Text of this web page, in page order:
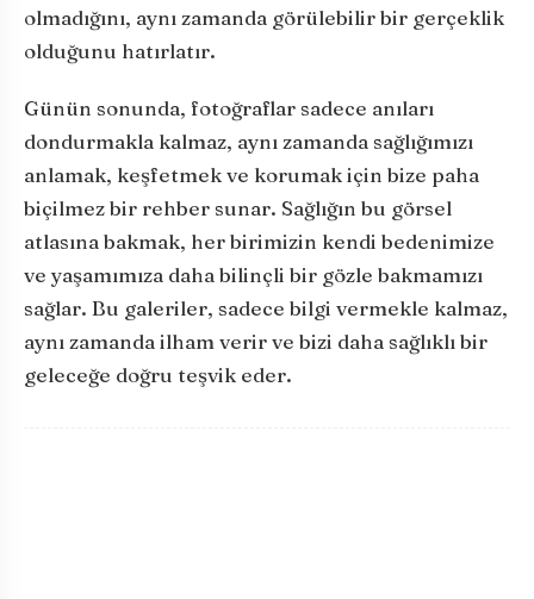
olmadığını, aynı zamanda görülebilir bir gerçeklik
olduğunu hatırlatır.
Günün sonunda, fotoğraflar sadece anıları
dondurmakla kalmaz, aynı zamanda sağlığımızı
anlamak, keşfetmek ve korumak için bize paha
biçilmez bir rehber sunar. Sağlığın bu görsel
atlasına bakmak, her birimizin kendi bedenimize
ve yaşamımıza daha bilinçli bir gözle bakmamızı
sağlar. Bu galeriler, sadece bilgi vermekle kalmaz,
aynı zamanda ilham verir ve bizi daha sağlıklı bir
geleceğe doğru teşvik eder.